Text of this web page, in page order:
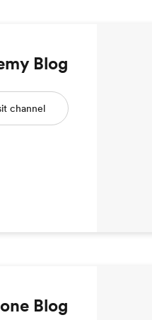
Blog
channel
Blog